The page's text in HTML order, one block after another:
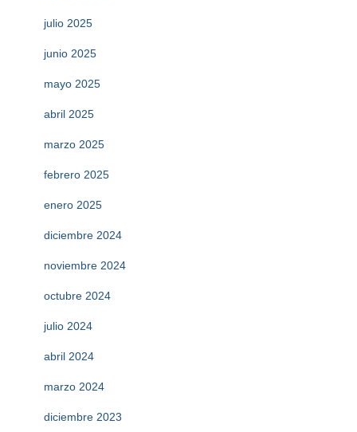
julio 2025
junio 2025
mayo 2025
abril 2025
marzo 2025
febrero 2025
enero 2025
diciembre 2024
noviembre 2024
octubre 2024
julio 2024
abril 2024
marzo 2024
diciembre 2023